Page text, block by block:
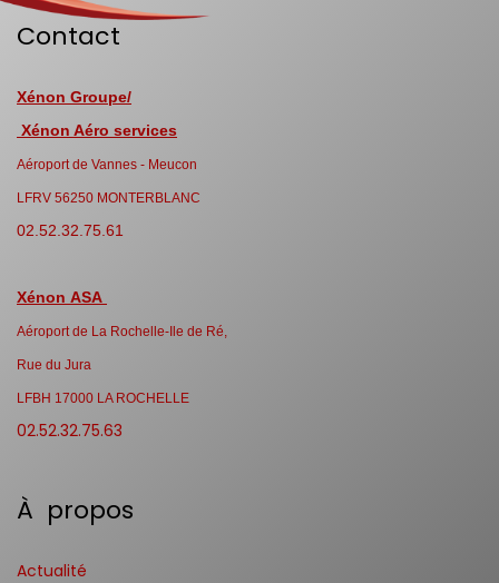
Contact
Xénon Groupe/
Xénon Aéro services
Aéroport de Vannes - Meucon
LFRV 56250 MONTERBLANC
02.52.32.75.61
Xénon ASA
Aéroport de La Rochelle-Ile de Ré,
Rue du Jura
LFBH 17000 LA ROCHELLE
02.52.32.75.63
À propos
Actualité